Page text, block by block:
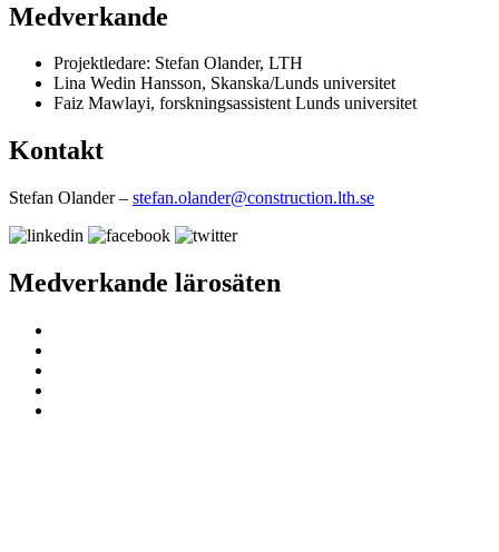
Medverkande
Projektledare: Stefan Olander, LTH
Lina Wedin Hansson, Skanska/Lunds universitet
Faiz Mawlayi, forskningsassistent Lunds universitet
Kontakt
Stefan Olander – stefan.olander@construction.lth.se
Medverkande lärosäten